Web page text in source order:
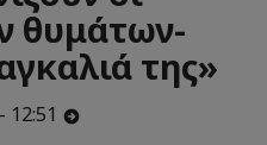
θυμάτων-
της»
12:51